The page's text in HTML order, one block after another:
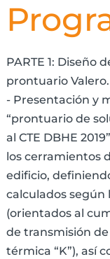
PARTE 1: Diseño
prontuario
- Presentación y
“prontuario de
al CTE DBHE
los cerramientos
edificio,
calculados según
(orientados al
de transmisión
térmica “K”), así